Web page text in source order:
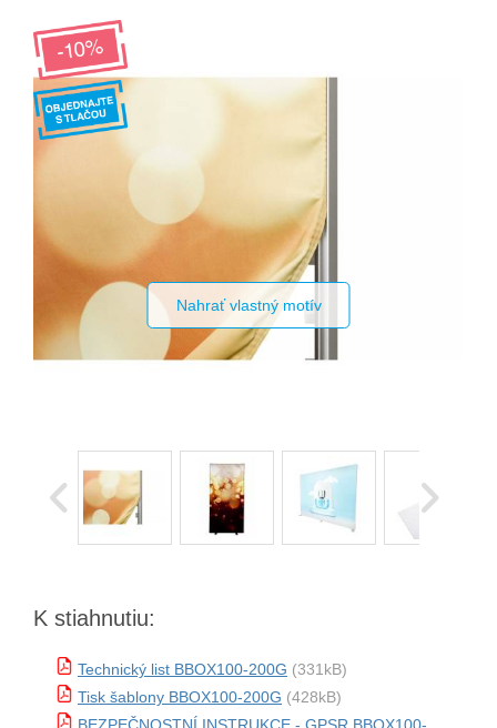
Nahrať vlastný motív
K stiahnutiu:
Technický list BBOX100-200G (331kB)
Tisk šablony BBOX100-200G (428kB)